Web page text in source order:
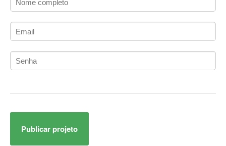
Administração
Administração de Artistas e Repertórios
Administração de Redes
Administração PostgreSQL
ADO.NET Entity Framework
Publicar projeto